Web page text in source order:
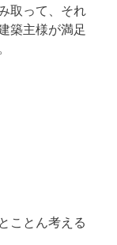
取って、それ
築主様が満足
ことん考える